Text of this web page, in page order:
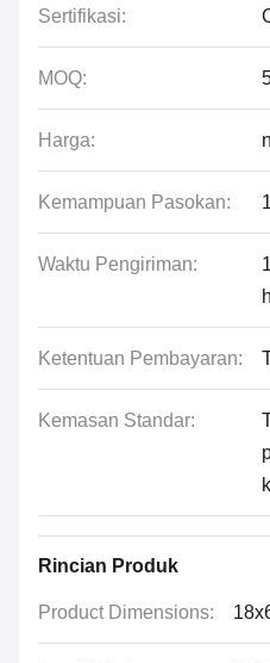
Sertifikasi:
MOQ:
Harga:
Kemampuan Pasokan:
Waktu Pengiriman:
Ketentuan Pembayaran:
Kemasan Standar:
Rincian Produk
Product Dimensions: